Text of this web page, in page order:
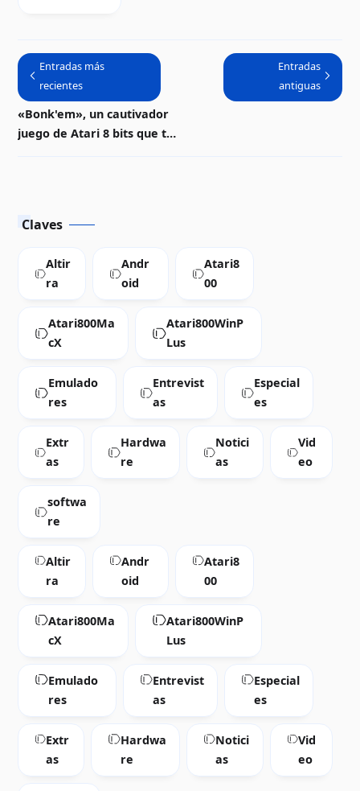
Robots»
para Atari 8-
bits
Entradas más
recientes
«Bonk'em», un cautivador
juego de Atari 8 bits que te
Entradas
antiguas
Claves
Altir
ra
Andr
oid
Atari8
00
Atari800Ma
cX
Atari800WinP
Lus
Emulado
res
Entrevist
as
Especial
es
Extr
as
Hardwa
re
Notici
as
Vid
eo
softwa
re
Altir
ra
Andr
oid
Atari8
00
Atari800Ma
cX
Atari800WinP
Lus
Emulado
res
Entrevist
as
Especial
es
Extr
as
Hardwa
re
Notici
as
Vid
eo